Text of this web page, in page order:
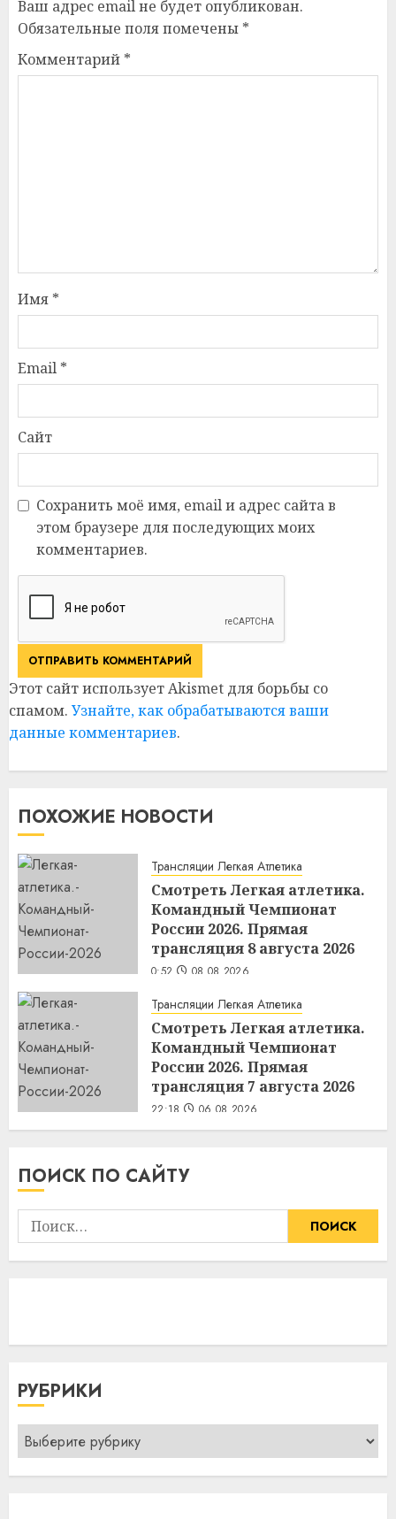
Ваш адрес email не будет опубликован.
Обязательные поля помечены *
Комментарий *
Имя *
Email *
Сайт
Сохранить моё имя, email и адрес сайта в
этом браузере для последующих моих
комментариев.
Этот сайт использует Akismet для борьбы со
спамом. Узнайте, как обрабатываются ваши
данные комментариев.
ПОХОЖИЕ НОВОСТИ
Трансляции Легкая Атлетика
Смотреть Легкая атлетика.
Командный Чемпионат
России 2026. Прямая
трансляция 8 августа 2026
0:52 08.08.2026
Трансляции Легкая Атлетика
Смотреть Легкая атлетика.
Командный Чемпионат
России 2026. Прямая
трансляция 7 августа 2026
22:18 06.08.2026
ПОИСК ПО САЙТУ
Найти:
РУБРИКИ
Рубрики